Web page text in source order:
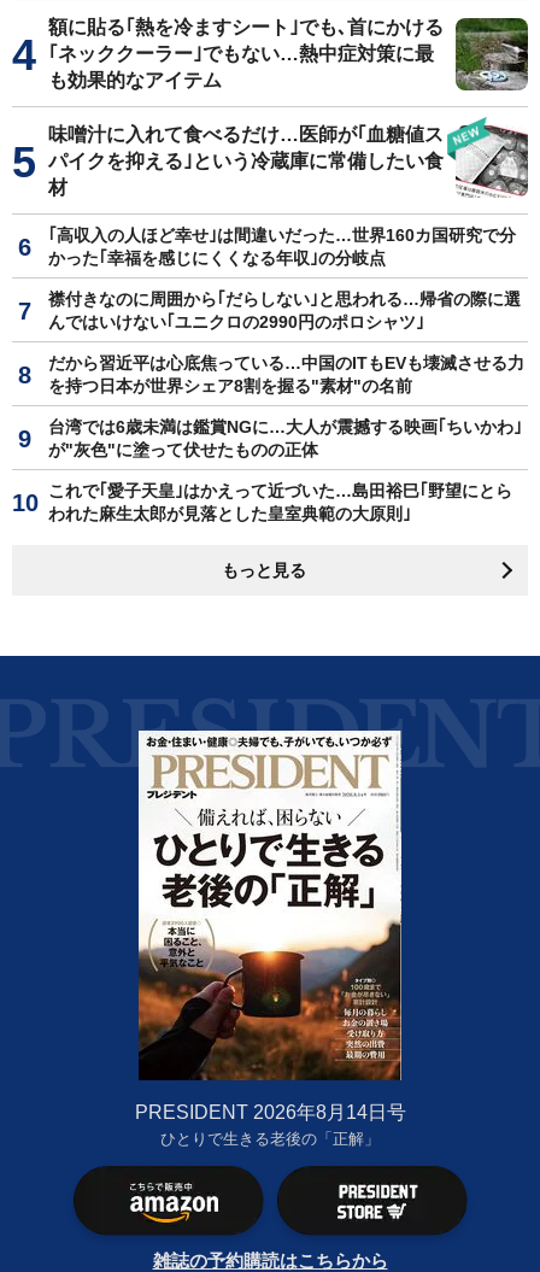
額に貼る｢熱を冷ますシート｣でも､首にかける
｢ネッククーラー｣でもない…熱中症対策に最
も効果的なアイテム
味噌汁に入れて食べるだけ…医師が｢血糖値ス
パイクを抑える｣という冷蔵庫に常備したい食
材
｢高収入の人ほど幸せ｣は間違いだった…世界160カ国研究で分
かった｢幸福を感じにくくなる年収｣の分岐点
襟付きなのに周囲から｢だらしない｣と思われる…帰省の際に選
んではいけない｢ユニクロの2990円のポロシャツ｣
だから習近平は心底焦っている…中国のITもEVも壊滅させる力
を持つ日本が世界シェア8割を握る"素材"の名前
台湾では6歳未満は鑑賞NGに…大人が震撼する映画｢ちいかわ｣
が"灰色"に塗って伏せたものの正体
これで｢愛子天皇｣はかえって近づいた…島田裕巳｢野望にとら
われた麻生太郎が見落とした皇室典範の大原則｣
もっと見る
PRESIDENT 2026年8月14日号
ひとりで生きる老後の「正解」
雑誌の予約購読はこちらから